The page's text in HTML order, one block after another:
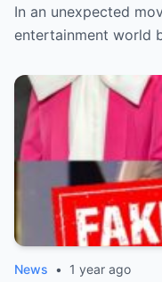
Canceled After
Behind-the-
Led to Its
In an unexpected
entertainment world
News • 1 year ago